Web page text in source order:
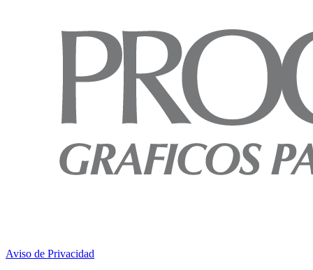
Aviso de Privacidad